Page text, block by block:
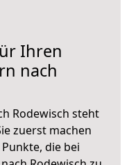
Ihren
nach
Rodewisch steht
zuerst machen
die bei